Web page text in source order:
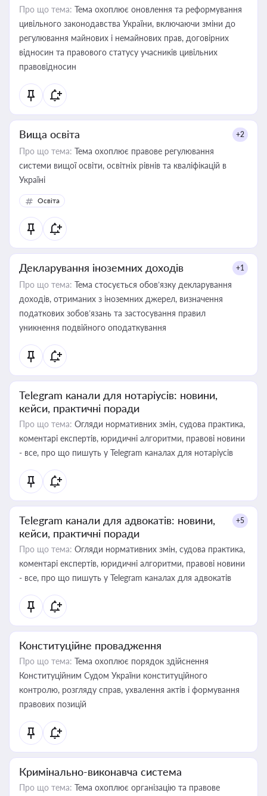
Про що тема: Тема охоплює оновлення та реформування
цивільного законодавства України, включаючи зміни до
регулювання майнових і немайнових прав, договірних
відносин та правового статусу учасників цивільних
правовідносин
Вища освіта +2
Про що тема: Тема охоплює правове регулювання
системи вищої освіти, освітніх рівнів та кваліфікацій в
Україні
Освіта
Декларування іноземних доходів +1
Про що тема: Тема стосується обов’язку декларування
доходів, отриманих з іноземних джерел, визначення
податкових зобов’язань та застосування правил
уникнення подвійного оподаткування
Telegram канали для нотаріусів: новини,
кейси, практичні поради
Про що тема: Огляди нормативних змін, судова практика,
коментарі експертів, юридичні алгоритми, правові новини
- все, про що пишуть у Telegram каналах для нотаріусів
Telegram канали для адвокатів: новини,
кейси, практичні поради
+5
Про що тема: Огляди нормативних змін, судова практика,
коментарі експертів, юридичні алгоритми, правові новини
- все, про що пишуть у Telegram каналах для адвокатів
Конституційне провадження
Про що тема: Тема охоплює порядок здійснення
Конституційним Судом України конституційного
контролю, розгляду справ, ухвалення актів і формування
правових позицій
Кримінально-виконавча система
Про що тема: Тема охоплює організацію та правове